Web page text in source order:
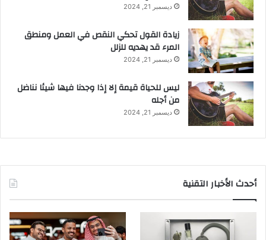
ديسمبر 21, 2024
زيادة القول تحكي النقص في العمل ومنطق
المرء قد يهديه للزلل
ديسمبر 21, 2024
ليس للحياة قيمة إلا إذا وجدنا فيها شيئا نناضل
من أجله
ديسمبر 21, 2024
أحدث الأخبار التقنية